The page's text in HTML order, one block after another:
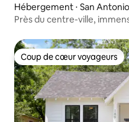
Hébergement ⋅ San Antonio
Près du centre-ville,
Coup de cœur voyageurs
Coup de cœur voyageurs